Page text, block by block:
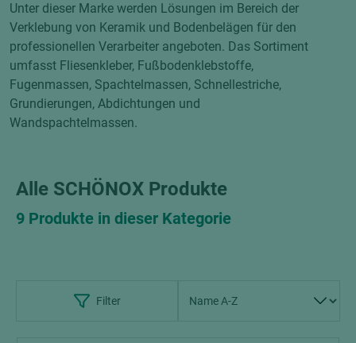
Unter dieser Marke werden Lösungen im Bereich der
Verklebung von Keramik und Bodenbelägen für den
professionellen Verarbeiter angeboten. Das Sortiment
umfasst Fliesenkleber, Fußbodenklebstoffe,
Fugenmassen, Spachtelmassen, Schnellestriche,
Grundierungen, Abdichtungen und
Wandspachtelmassen.
Alle SCHÖNOX Produkte
9 Produkte in dieser Kategorie
Filter